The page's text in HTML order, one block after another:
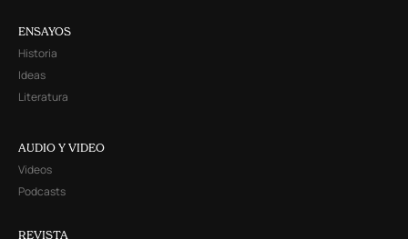
ENSAYOS
Historia
Ideas
Literatura
AUDIO Y VIDEO
Videos
Podcasts
REVISTA